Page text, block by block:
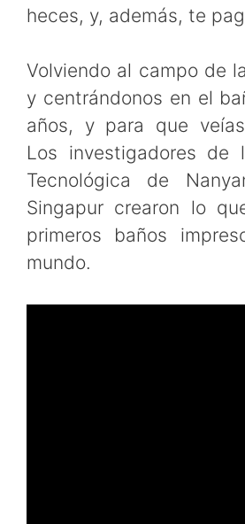
heces, y, además, te
Volviendo al campo de
y centrándonos en el
años, y para que
Los investigadores de
Tecnológica de
Singapur crearon lo
primeros baños
mundo.